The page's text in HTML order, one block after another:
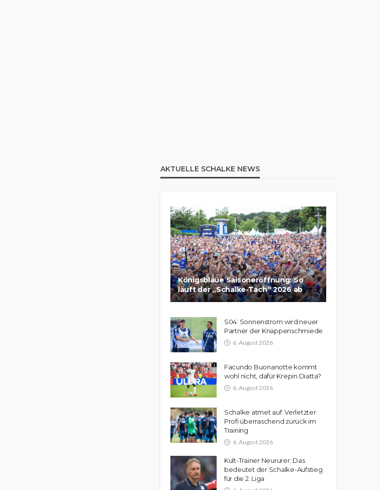
AKTUELLE SCHALKE NEWS
Königsblaue Saisoneröffnung: So
läuft der „Schalke-Tach“ 2026 ab
S04: Sonnenstrom wird neuer
Partner der Knappenschmiede
6. August 2026
Facundo Buonanotte kommt
wohl nicht, dafür Krepin Diatta?
6. August 2026
Schalke atmet auf: Verletzter
Profi überraschend zurück im
Training
6. August 2026
Kult-Trainer Neururer: Das
bedeutet der Schalke-Aufstieg
für die 2. Liga